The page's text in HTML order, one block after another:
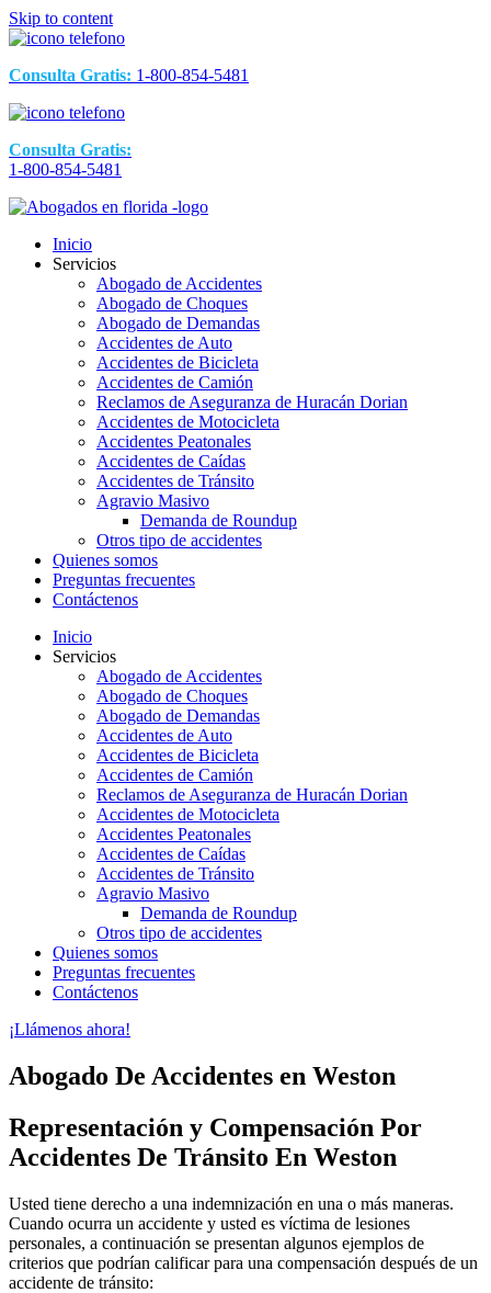
Skip to content
Consulta Gratis: 1-800-854-5481
Consulta Gratis:
1-800-854-5481
Inicio
Servicios
Abogado de Accidentes
Abogado de Choques
Abogado de Demandas
Accidentes de Auto
Accidentes de Bicicleta
Accidentes de Camión
Reclamos de Aseguranza de Huracán Dorian
Accidentes de Motocicleta
Accidentes Peatonales
Accidentes de Caídas
Accidentes de Tránsito
Agravio Masivo
Demanda de Roundup
Otros tipo de accidentes
Quienes somos
Preguntas frecuentes
Contáctenos
Inicio
Servicios
Abogado de Accidentes
Abogado de Choques
Abogado de Demandas
Accidentes de Auto
Accidentes de Bicicleta
Accidentes de Camión
Reclamos de Aseguranza de Huracán Dorian
Accidentes de Motocicleta
Accidentes Peatonales
Accidentes de Caídas
Accidentes de Tránsito
Agravio Masivo
Demanda de Roundup
Otros tipo de accidentes
Quienes somos
Preguntas frecuentes
Contáctenos
¡Llámenos ahora!
Abogado De Accidentes en Weston
Representación y Compensación Por
Accidentes De Tránsito En Weston
Usted tiene derecho a una indemnización en una o más maneras.
Cuando ocurra un accidente y usted es víctima de lesiones
personales, a continuación se presentan algunos ejemplos de
criterios que podrían calificar para una compensación después de un
accidente de tránsito: